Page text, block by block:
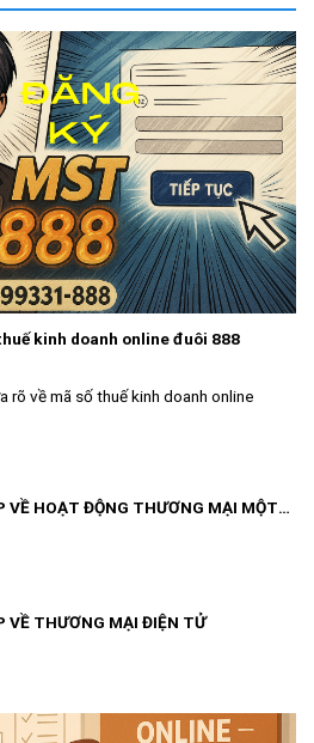
kinh doanh online đuôi 888
rõ về mã số thuế kinh doanh online
HOẠT ĐỘNG THƯƠNG MẠI MỘT
THƯƠNG MẠI ĐIỆN TỬ